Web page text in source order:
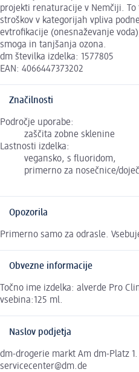
projekti renaturacije v Nemčiji.
stroškov v kategorijah vpliva
evtrofikacije (onesnaževanje
smoga in tanjšanja ozona.
dm številka izdelka: 1577805
EAN: 4066447373202
Značilnosti
Področje uporabe:
zaščita zobne sklenine
Lastnosti izdelka:
vegansko, s fluoridom,
primerno za nosečnice/
Opozorila
Primerno samo za odrasle.
Obvezne informacije
Točno ime izdelka: alverde Pro
vsebina:125 ml.
Naslov podjetja
dm-drogerie markt Am dm-Platz
servicecenter@dm.de